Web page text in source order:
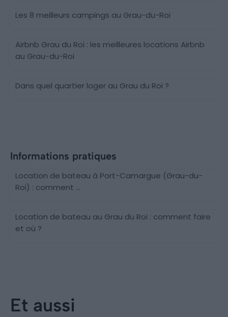
Les 8 meilleurs campings au Grau-du-Roi
Airbnb Grau du Roi : les meilleures locations Airbnb
au Grau-du-Roi
Dans quel quartier loger au Grau du Roi ?
Informations pratiques
Location de bateau à Port-Camargue (Grau-du-
Roi) : comment ...
Location de bateau au Grau du Roi : comment faire
et où ?
Et aussi
Camargue